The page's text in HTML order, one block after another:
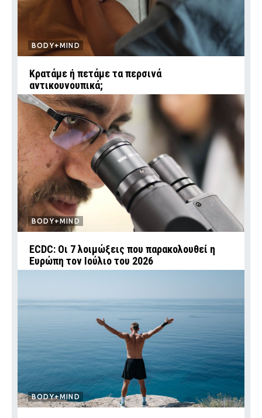
BODY+MIND
Κρατάμε ή πετάμε τα περσινά
αντικουνουπικά;
BODY+MIND
ECDC: Οι 7 λοιμώξεις που παρακολουθεί η
Ευρώπη τον Ιούλιο του 2026
BODY+MIND